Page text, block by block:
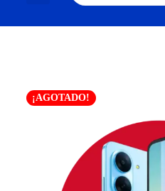
¡AGOTADO!